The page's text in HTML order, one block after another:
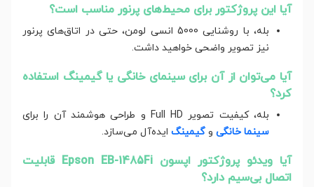
آیا این پروژکتور برای محیط‌های پرنور مناسب است؟
بله، با روشنایی 5000 انسی لومن، حتی در اتاق‌های پرنور
نیز تصویر واضحی خواهید داشت.
آیا می‌توان از آن برای سینمای خانگی یا گیمینگ استفاده
کرد؟
بله، کیفیت تصویر Full HD و طراحی هوشمند آن را برای
سینما خانگی و گیمینگ ایده‌آل می‌سازد.
آیا ویدئو پروژکتور اپسون Epson EB-1485Fi قابلیت
اتصال بی‌سیم دارد؟